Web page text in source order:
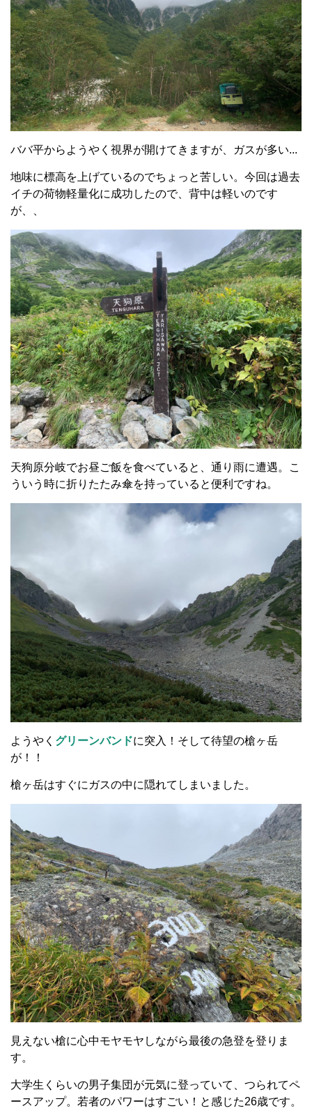
ババ平からようやく視界が開けてきますが、ガスが多い...
地味に標高を上げているのでちょっと苦しい。今回は過去
イチの荷物軽量化に成功したので、背中は軽いのです
が、、
天狗原分岐でお昼ご飯を食べていると、通り雨に遭遇。こ
ういう時に折りたたみ傘を持っていると便利ですね。
ようやく グリーンバンドに突入！そして待望の槍ヶ岳
が！！
槍ヶ岳はすぐにガスの中に隠れてしまいました。
見えない槍に心中モヤモヤしながら最後の急登を登りま
す。
大学生くらいの男子集団が元気に登っていて、つられてペ
ースアップ。若者のパワーはすごい！と感じた26歳です。